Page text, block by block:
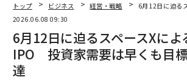
2026年9月
トップ ビジネス 経営・戦略
6月12日に迫る
2026.06.08 09:30
6月12日に迫るスペースXによ
IPO 投資家需要は早くも目
達